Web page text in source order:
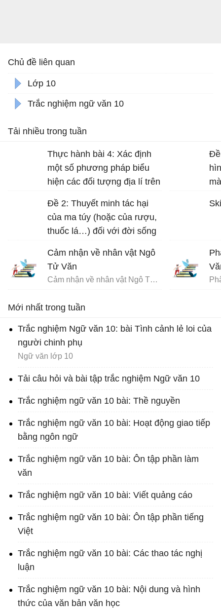
Chủ đề liên quan
Lớp 10
Trắc nghiệm ngữ văn 10
Tải nhiều trong tuần
Thực hành bài 4: Xác định
một số phương pháp biểu
hiện các đối tượng địa lí trên
Đề 2: Thuyết minh tác hại
của ma túy (hoặc của rượu,
thuốc lá…) đối với đời sống
Cảm nhận về nhân vật Ngô
Tử Văn
Cảm nhận về nhân vật Ngô Tử Văn trong bài Chuyện chức phán sự đền Tản Viên
Đề
Mới nhất trong tuần
Trắc nghiệm Ngữ văn 10: bài Tình cảnh lẻ loi của
người chinh phụ
Ngữ văn lớp 10
Tải câu hỏi và bài tập trắc nghiệm Ngữ văn 10
Trắc nghiệm ngữ văn 10 bài: Thề nguyền
Trắc nghiệm ngữ văn 10 bài: Hoạt động giao tiếp
bằng ngôn ngữ
Trắc nghiệm ngữ văn 10 bài: Ôn tập phần làm
văn
Trắc nghiệm ngữ văn 10 bài: Viết quảng cáo
Trắc nghiệm ngữ văn 10 bài: Ôn tập phần tiếng
Việt
Trắc nghiệm ngữ văn 10 bài: Các thao tác nghị
luận
Trắc nghiệm ngữ văn 10 bài: Nội dung và hình
thức của văn bản văn học